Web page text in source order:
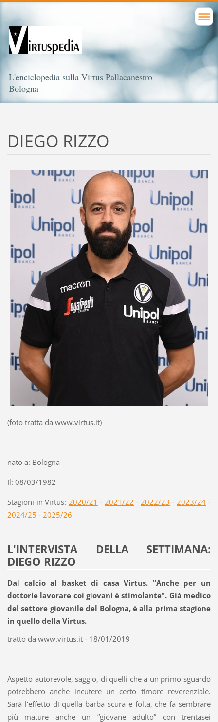
L'enciclopedia sulla Virtus Pallacanestro
Bologna
DIEGO RIZZO
(foto tratta da www.virtus.it)
nato a: Bologna
Il: 08/03/1982
Stagioni in Virtus: 2020/21 - 2021/22 - 2022/23 - 2023/24 -
2024/25 - 2025/26
L'INTERVISTA DELLA SETTIMANA:
DIEGO RIZZO
Dal calcio al basket di casa Virtus. "Anche per un
dottorie lavorare coi giovani è stimolante". Già medico
del settore giovanile del Bologna, è alla prima stagione
in quello della Virtus.
tratto da www.virtus.it - 18/01/2019
Aspetto autorevole, saggio, di quelli che a un primo sguardo
potrebbero anche incutere un certo timore reverenziale.
Sarà l’effetto di quella barba scura e folta, che fa sembrare
più mature anche un “giovane adulto” con trentasei